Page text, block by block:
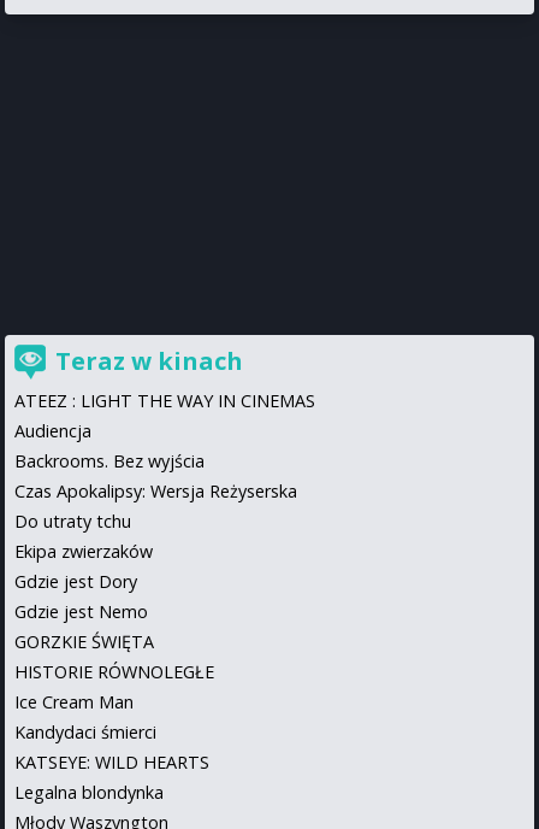
Teraz w kinach
ATEEZ : LIGHT THE WAY IN CINEMAS
Audiencja
Backrooms. Bez wyjścia
Czas Apokalipsy: Wersja Reżyserska
Do utraty tchu
Ekipa zwierzaków
Gdzie jest Dory
Gdzie jest Nemo
GORZKIE ŚWIĘTA
HISTORIE RÓWNOLEGŁE
Ice Cream Man
Kandydaci śmierci
KATSEYE: WILD HEARTS
Legalna blondynka
Młody Waszyngton